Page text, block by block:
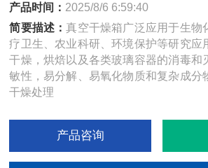
产品时间： 2025/8/6 6:59:40
简要描述：真空干燥箱广泛应用于生物
疗卫生、农业科研、环境保护等研究应
干燥，烘焙以及各类玻璃容器的消毒和
敏性，易分解、易氧化物质和复杂成分
干燥处理
产品咨询